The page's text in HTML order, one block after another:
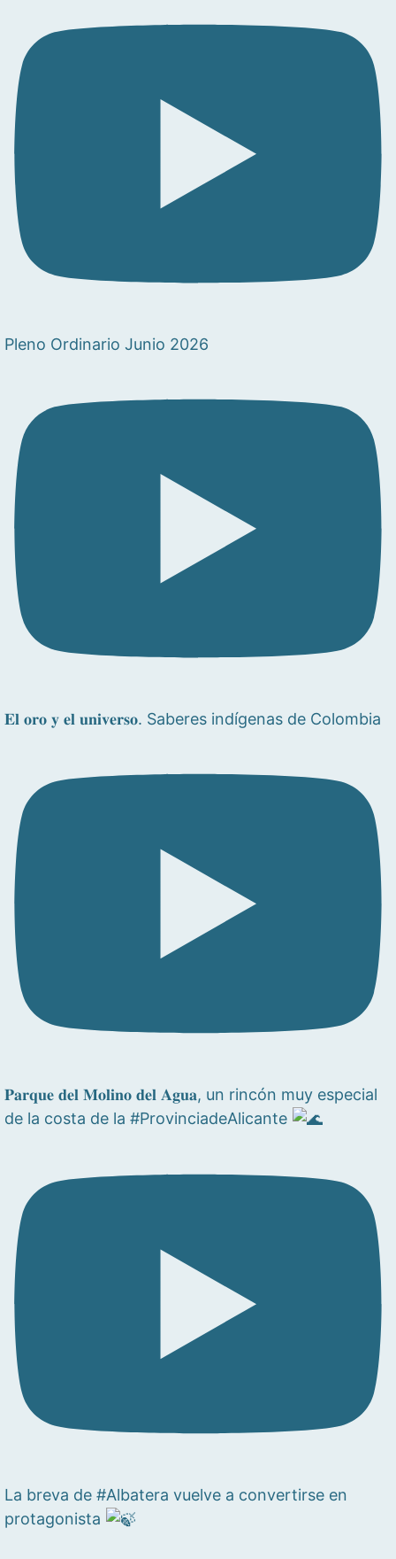
Pleno Ordinario Junio 2026
𝐄𝐥 𝐨𝐫𝐨 𝐲 𝐞𝐥 𝐮𝐧𝐢𝐯𝐞𝐫𝐬𝐨. Saberes indígenas de Colombia
𝐏𝐚𝐫𝐪𝐮𝐞 𝐝𝐞𝐥 𝐌𝐨𝐥𝐢𝐧𝐨 𝐝𝐞𝐥 𝐀𝐠𝐮𝐚, un rincón muy especial
de la costa de la #ProvinciadeAlicante
La breva de #Albatera vuelve a convertirse en
protagonista